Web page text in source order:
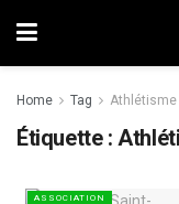
Home Tag Athlétisme
Étiquette :
ASSOCIATION